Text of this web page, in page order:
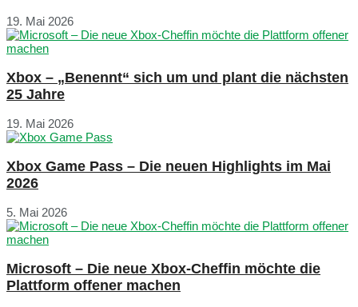
19. Mai 2026
Xbox – „Benennt“ sich um und plant die nächsten
25 Jahre
19. Mai 2026
Xbox Game Pass – Die neuen Highlights im Mai
2026
5. Mai 2026
Microsoft – Die neue Xbox-Cheffin möchte die
Plattform offener machen